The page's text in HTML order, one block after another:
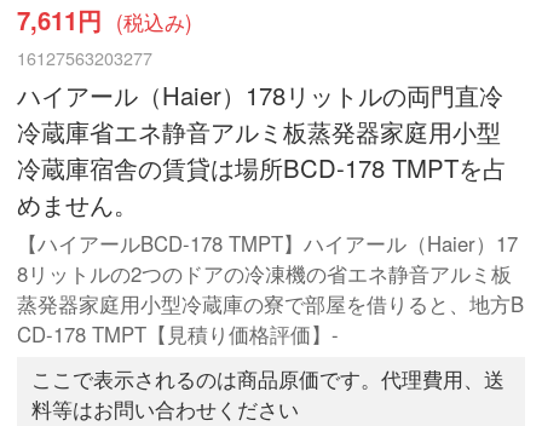
7,611円 (税込み)
16127563203277
ハイアール（Haier）178リットルの両門直冷
冷蔵庫省エネ静音アルミ板蒸発器家庭用小型
冷蔵庫宿舎の賃貸は場所BCD-178 TMPTを占
めません。
【ハイアールBCD-178 TMPT】ハイアール（Haier）17
8リットルの2つのドアの冷凍機の省エネ静音アルミ板
蒸発器家庭用小型冷蔵庫の寮で部屋を借りると、地方B
CD-178 TMPT【見積り価格評価】-
ここで表示されるのは商品原価です。代理費用、送
料等はお問い合わせください